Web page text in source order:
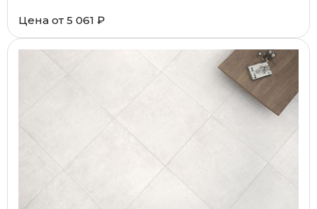
Цена от 5 061 ₽